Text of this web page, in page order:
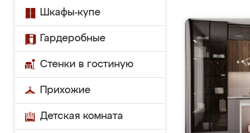
Шкафы-купе
Гардеробные
Стенки в гостиную
Прихожие
Детская комната